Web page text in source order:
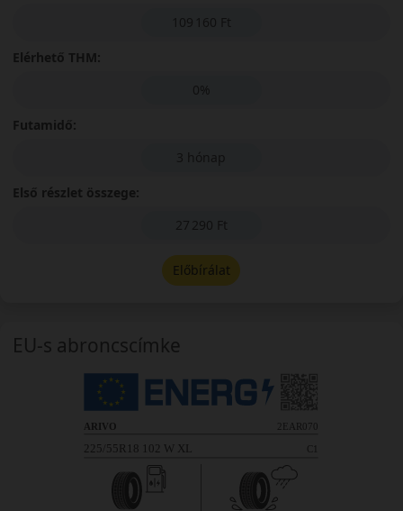
109 160 Ft
Elérhető THM:
0%
Futamidő:
3 hónap
Első részlet összege:
27 290 Ft
Előbírálat
EU-s abroncscímke